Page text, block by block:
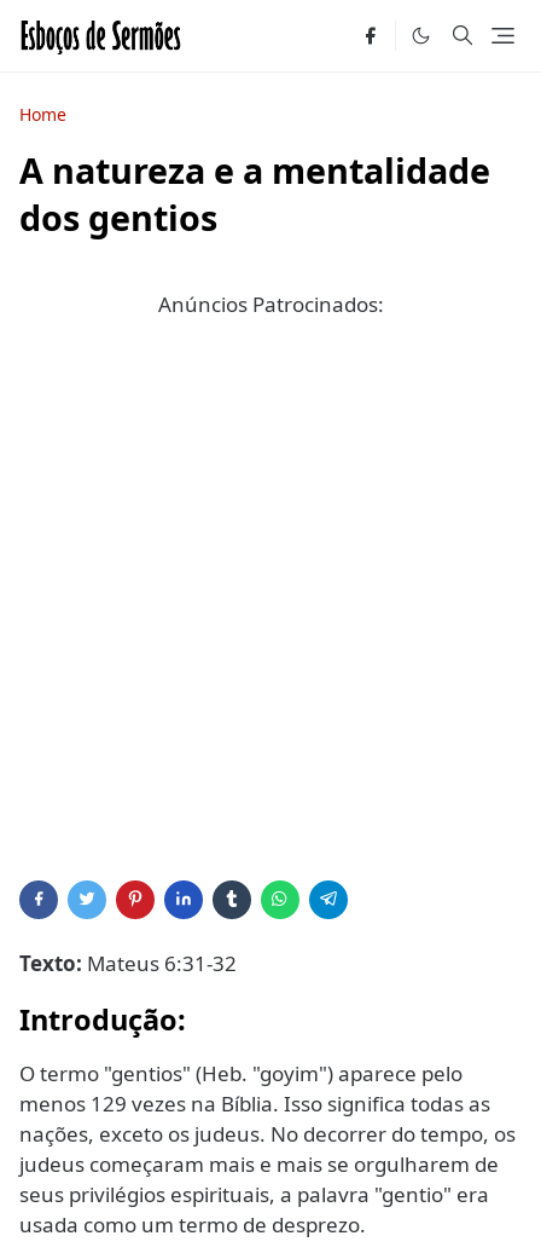
Home
A natureza e a mentalidade
dos gentios
Anúncios Patrocinados:
Texto: Mateus 6:31-32
Introdução:
O termo "gentios" (Heb. "goyim") aparece pelo
menos 129 vezes na Bíblia. Isso significa todas as
nações, exceto os judeus. No decorrer do tempo, os
judeus começaram mais e mais se orgulharem de
seus privilégios espirituais, a palavra "gentio" era
usada como um termo de desprezo.